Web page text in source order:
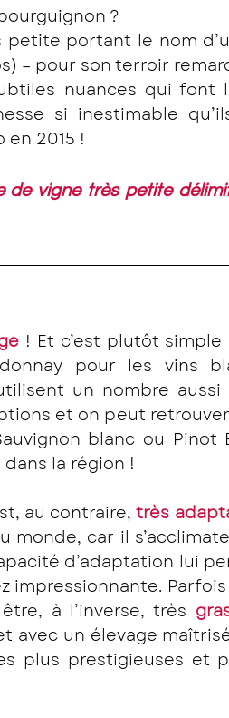
?
portant le nom
– pour son terroir
nuances qui font
si inestimable
2015 !
de vigne très petite
! Et c’est plutôt simple
pour les vins
un nombre
et on peut
blanc ou Pinot
la région !
au contraire, très
monde, car il
d’adaptation lui
à l’inverse, très
avec un élevage
plus prestigieuses et